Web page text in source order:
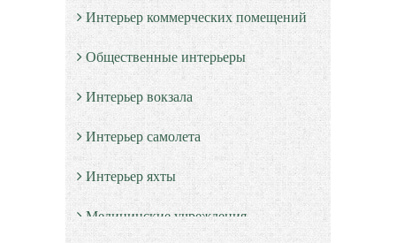
Интерьер коммерческих помещений
Общественные интерьеры
Интерьер вокзала
Интерьер самолета
Интерьер яхты
Медицинские учреждения